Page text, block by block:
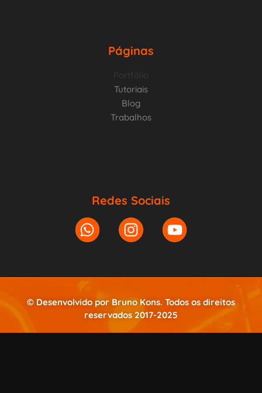
Páginas
Tutoriais
Blog
Trabalhos
Redes Sociais
© Desenvolvido por Bruno Kons. Todos os direitos
reservados 2017-2025